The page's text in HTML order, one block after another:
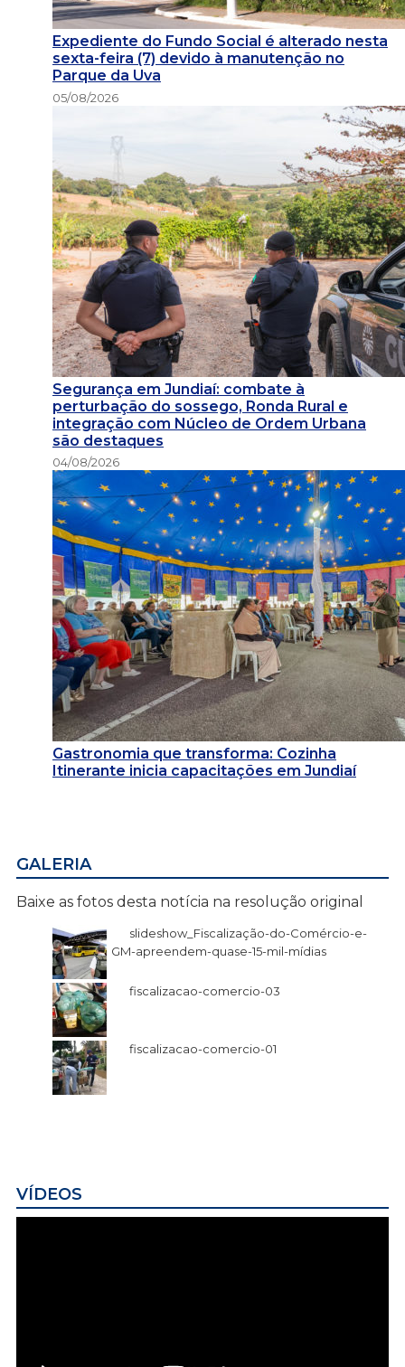
Expediente do Fundo Social é alterado nesta
sexta-feira (7) devido à manutenção no
Parque da Uva
05/08/2026
Segurança em Jundiaí: combate à
perturbação do sossego, Ronda Rural e
integração com Núcleo de Ordem Urbana
são destaques
04/08/2026
Gastronomia que transforma: Cozinha
Itinerante inicia capacitações em Jundiaí
GALERIA
Baixe as fotos desta notícia na resolução original
slideshow_Fiscalização-do-Comércio-e-
GM-apreendem-quase-15-mil-mídias
fiscalizacao-comercio-03
fiscalizacao-comercio-01
VÍDEOS